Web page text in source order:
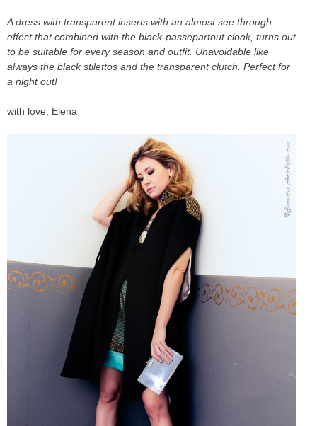
CONTACT
HOME
A dress with transparent inserts with an almost see through
effect that combined with the black-passepartout cloak, turns out
to be suitable for every season and outfit. Unavoidable like
always the black stilettos and the transparent clutch. Perfect for
a night out!
with love, Elena